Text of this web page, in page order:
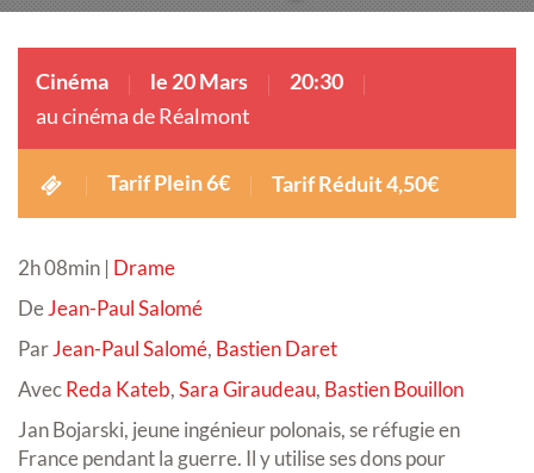
Cinéma le 20 Mars
20:30
au cinéma de Réalmont
Tarif Plein 6€ Tarif Réduit 4,50€
2h 08min | Drame
DeJean-Paul Salomé
ParJean-Paul Salomé, Bastien Daret
AvecReda Kateb,Sara Giraudeau, Bastien Bouillon
Jan Bojarski, jeune ingénieur polonais, se réfugie en
France pendant la guerre. Il y utilise ses dons pour